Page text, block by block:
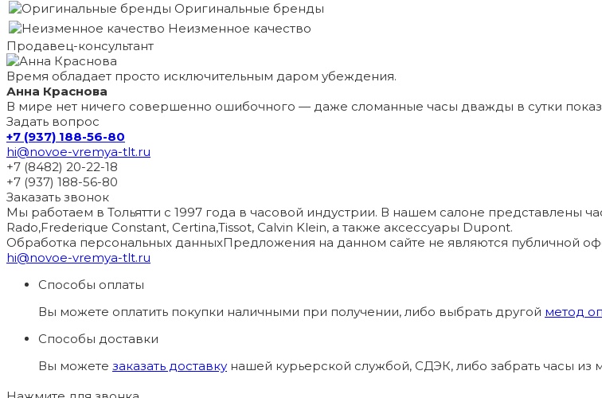
Оригинальные бренды
Неизменное качество
Продавец-консультант
Время обладает просто исключительным даром убеждения.
Анна Краснова
В мире нет ничего совершенно ошибочного — даже сломанные часы дважды в сутки
Задать вопрос
+7 (937) 188-56-80
hi@novoe-vremya-tlt.ru
+7 (8482) 20-22-18
+7 (937) 188-56-80
Заказать звонок
Мы работаем в Тольятти с 1997 года в часовой индустрии. В нашем салоне представлены
Rado,Frederique Constant, Certina,Tissot, Calvin Klein, а также аксессуары Dupont.
Обработка персональных данныхПредложения на данном сайте не являются публичной
hi@novoe-vremya-tlt.ru
Способы оплаты
Вы можете оплатить покупки наличными при получении, либо выбрать другой метод
Способы доставки
Вы можете заказать доставку нашей курьерской службой, СДЭК, либо забрать часы из